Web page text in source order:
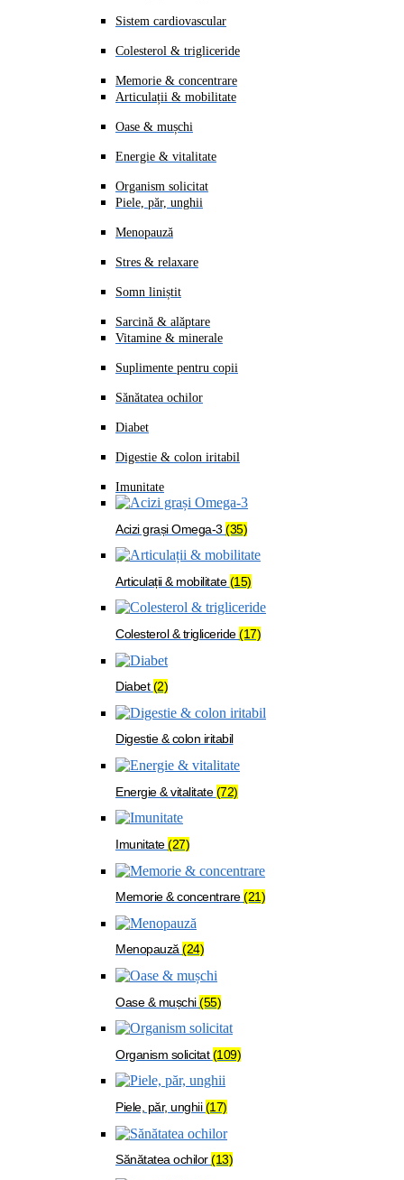
Sistem cardiovascular
Colesterol & trigliceride
Memorie & concentrare
Articulații & mobilitate
Oase & mușchi
Energie & vitalitate
Organism solicitat
Piele, păr, unghii
Menopauză
Stres & relaxare
Somn liniștit
Sarcină & alăptare
Vitamine & minerale
Suplimente pentru copii
Sănătatea ochilor
Diabet
Digestie & colon iritabil
Imunitate
Acizi grași Omega-3 (35)
Articulații & mobilitate(15)
Colesterol & trigliceride(17)
Diabet(2)
Digestie & colon iritabil
Energie & vitalitate(72)
Imunitate(27)
Memorie & concentrare(21)
Menopauză(24)
Oase & mușchi(55)
Organism solicitat(109)
Piele, păr, unghii(17)
Sănătatea ochilor(13)